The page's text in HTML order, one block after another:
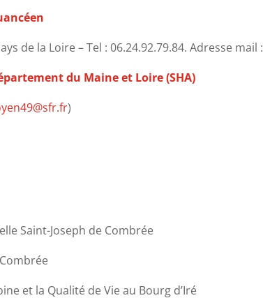
de la Loire – Tel : 06.24.92.79.84. Adresse mail :
du Maine et Loire (SHA)
)
Saint-Joseph de Combrée
et la Qualité de Vie au Bourg d’Iré